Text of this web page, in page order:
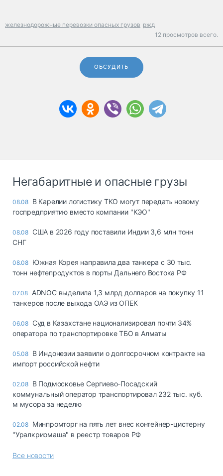
железнодорожные перевозки опасных грузов ржд
12 просмотров всего.
ОБСУДИТЬ
Негабаритные и опасные грузы
08.08 В Карелии логистику ТКО могут передать новому
госпредприятию вместо компании "КЭО"
08.08 США в 2026 году поставили Индии 3,6 млн тонн
СНГ
08.08 Южная Корея направила два танкера с 30 тыс.
тонн нефтепродуктов в порты Дальнего Востока РФ
07.08 ADNOC выделила 1,3 млрд долларов на покупку 11
танкеров после выхода ОАЭ из ОПЕК
06.08 Суд в Казахстане национализировал почти 34%
оператора по транспортировке ТБО в Алматы
05.08 В Индонезии заявили о долгосрочном контракте на
импорт российской нефти
02.08 В Подмосковье Сергиево-Посадский
коммунальный оператор транспортировал 232 тыс. куб.
м мусора за неделю
02.08 Минпромторг на пять лет внес контейнер-цистерну
"Уралкриомаша" в реестр товаров РФ
Все новости